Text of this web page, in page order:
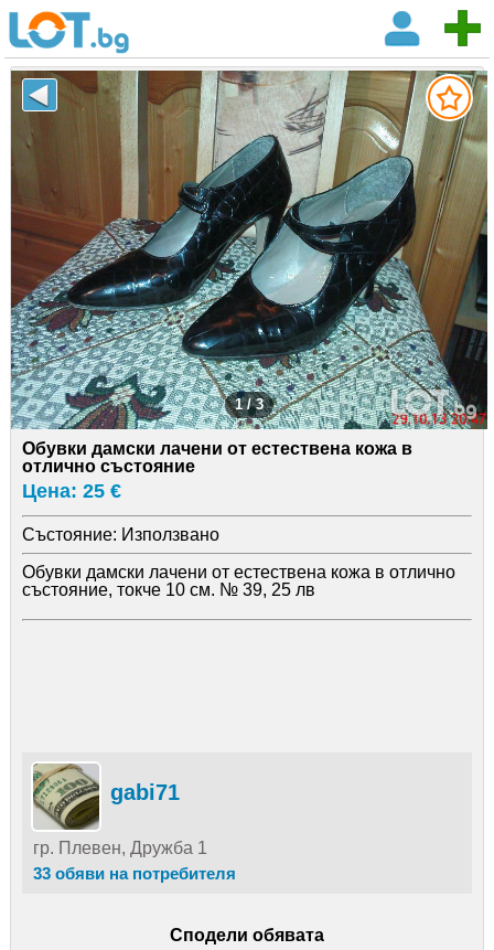
1 / 3
Обувки дамски лачени от естествена кожа в
отлично състояние
Цена: 25 €
Състояние: Използвано
Обувки дамски лачени от естествена кожа в отлично
състояние, токче 10 см. № 39, 25 лв
gabi71
гр. Плевен, Дружба 1
33 обяви на потребителя
Сподели обявата